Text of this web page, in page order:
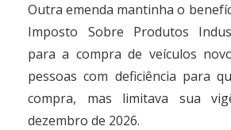
Outra emenda mantinha o
Imposto Sobre Produtos
para a compra de veículos
pessoas com deficiência para
compra, mas limitava sua
dezembro de 2026.